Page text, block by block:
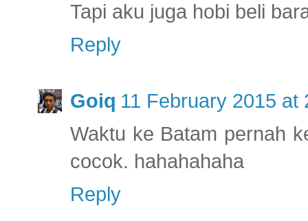
Tapi aku juga hobi beli
Reply
Goiq 11 February 2015 at
Waktu ke Batam pernah
cocok. hahahahaha
Reply